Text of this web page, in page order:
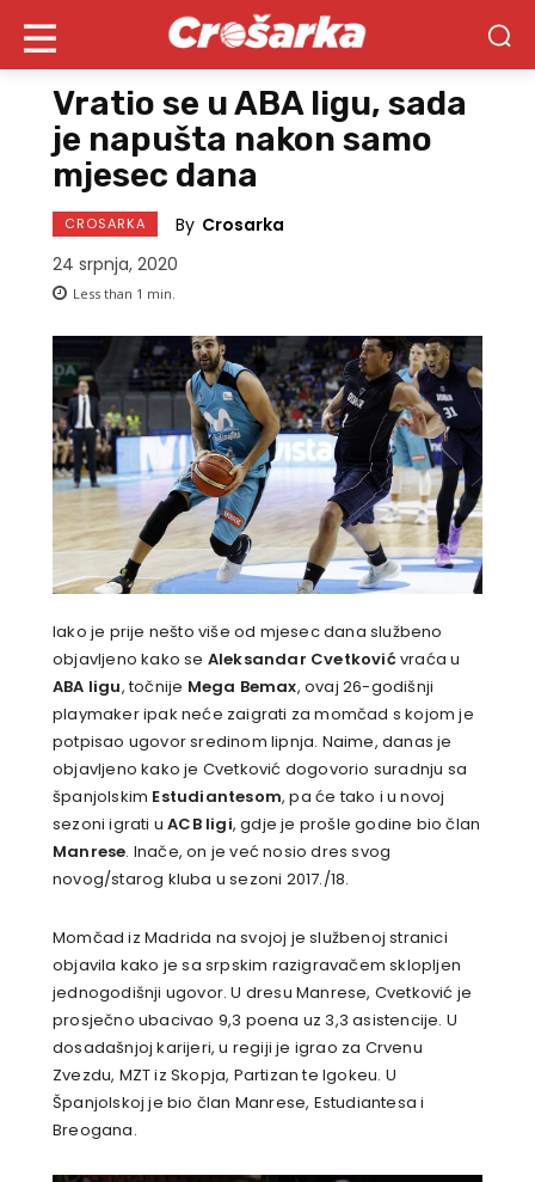
Vratio se u ABA ligu, sada
je napušta nakon samo
mjesec dana
CROSARKA By Crosarka
24 srpnja, 2020
Less than 1 min.
Iako je prije nešto više od mjesec dana službeno
objavljeno kako se Aleksandar Cvetkovićvraća u
ABA ligu, točnije Mega Bemax, ovaj 26-godišnji
playmaker ipak neće zaigrati za momčad s kojom je
potpisao ugovor sredinom lipnja. Naime, danas je
objavljeno kako je Cvetković dogovorio suradnju sa
španjolskim Estudiantesom, pa će tako i u novoj
sezoni igrati uACB ligi, gdje je prošle godine bio član
Manrese. Inače, on je već nosio dres svog
novog/starog kluba u sezoni 2017./18.
Momčad iz Madrida na svojoj je službenoj stranici
objavila kako je sa srpskim razigravačem sklopljen
jednogodišnji ugovor. U dresu Manrese, Cvetković je
prosječno ubacivao 9,3 poena uz 3,3 asistencije. U
dosadašnjoj karijeri, u regiji je igrao za Crvenu
Zvezdu, MZT iz Skopja, Partizan te Igokeu. U
Španjolskoj je bio član Manrese, Estudiantesa i
Breogana.